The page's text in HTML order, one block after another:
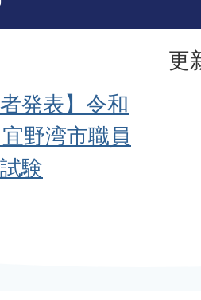
更
発表】令和
野湾市職員
験